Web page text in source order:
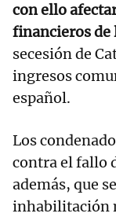
con ello
financieros de
secesión de
ingresos
español.
Los
contra el fallo
además, que
inhabilitación